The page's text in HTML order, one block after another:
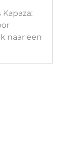
naar een